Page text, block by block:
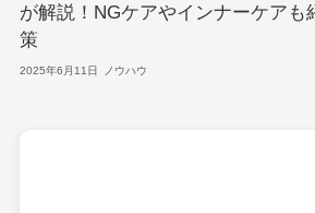
が解説！NGケアやインナーケアも
策
2025年6月11日 ノウハウ